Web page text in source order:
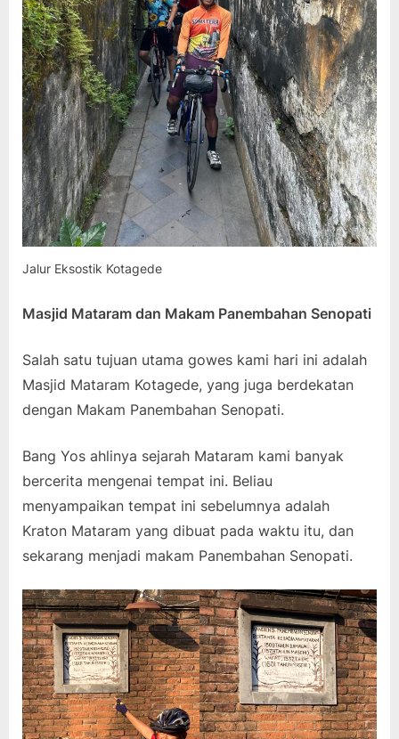
Jalur Eksostik Kotagede
Masjid Mataram dan Makam Panembahan Senopati
Salah satu tujuan utama gowes kami hari ini adalah
Masjid Mataram Kotagede, yang juga berdekatan
dengan Makam Panembahan Senopati.
Bang Yos ahlinya sejarah Mataram kami banyak
bercerita mengenai tempat ini. Beliau
menyampaikan tempat ini sebelumnya adalah
Kraton Mataram yang dibuat pada waktu itu, dan
sekarang menjadi makam Panembahan Senopati.